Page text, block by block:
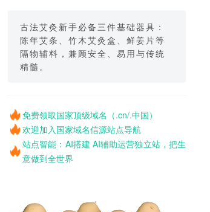
古法艾灸新手必备三件基础器具：
陈年艾条、竹木艾灸盒、鲜姜片等
隔物辅料，兼顾安全、易用与传统
精髓。
免费领取国家顶级域名（.cn/.中国）
欢迎加入国家域名信源站点导航
站点智能：AI搭建 AI辅助运营独立站，把生
意做到全世界